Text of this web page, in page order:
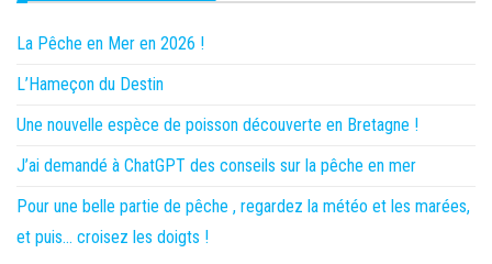
La Pêche en Mer en 2026 !
L’Hameçon du Destin
Une nouvelle espèce de poisson découverte en Bretagne !
J’ai demandé à ChatGPT des conseils sur la pêche en mer
Pour une belle partie de pêche , regardez la météo et les marées,
et puis… croisez les doigts !